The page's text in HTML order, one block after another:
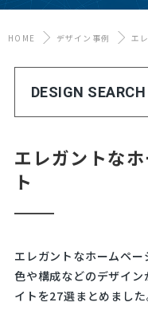
HOME デザイン事例 エ
DESIGN SEARCH
エレガントな
ト
エレガントなホームペ
色や構成などのデザイ
イトを27選まとめました